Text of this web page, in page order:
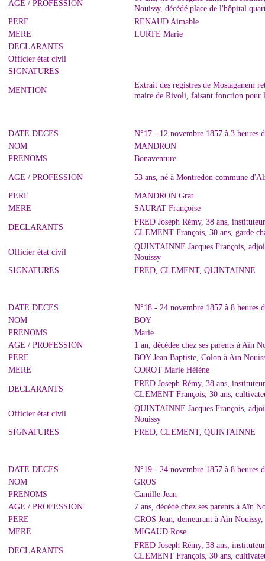
AGE / PROFESSION
Nouissy, décédé place de l'hôpital
PERE
RENAUD Aimable
MERE
LURTE Marie
DECLARANTS
Officier état civil
SIGNATURES
MENTION
Extrait des registres de Mostaganem
maire de Rivoli, faisant fonction pour
DATE DECES
N°17 - 12 novembre 1857 à 3 heures
NOM
MANDRON
PRENOMS
Bonaventure
AGE / PROFESSION 53 ans, né à Montredon commune
PERE
MANDRON Grat
MERE
SAURAT Françoise
DECLARANTS
FRED Joseph Rémy, 38 ans,
CLEMENT François, 30 ans, garde
Officier état civil
QUINTAINNE Jacques François,
Nouissy
SIGNATURES
FRED, CLEMENT, QUINTAINNE
DATE DECES
N°18 - 24 novembre 1857 à 8 heures
NOM
BOY
PRENOMS
Marie
AGE / PROFESSION
1 an, décédée chez ses parents à Aïn
PERE
BOY Jean Baptiste, Colon à Aïn
MERE
COROT Marie Hélène
DECLARANTS
FRED Joseph Rémy, 38 ans,
CLEMENT François, 30 ans,
Officier état civil
QUINTAINNE Jacques François,
Nouissy
SIGNATURES
FRED, CLEMENT, QUINTAINNE
DATE DECES
N°19 - 24 novembre 1857 à 8 heures
NOM
GROS
PRENOMS
Camille Jean
AGE / PROFESSION
7 ans, décédé chez ses parents à Aïn
PERE
GROS Jean, demeurant à Aïn
MERE
MIGAUD Rose
DECLARANTS
FRED Joseph Rémy, 38 ans,
CLEMENT François, 30 ans,